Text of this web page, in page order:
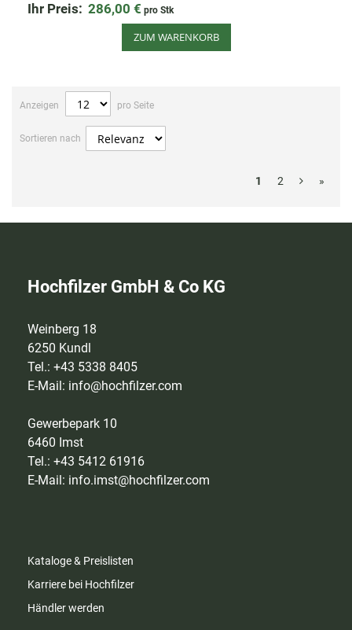
Ihr Preis: 286,00 € pro Stk
ZUM WARENKORB
Anzeigen pro Seite
Sortieren nach
1 2 »
Hochfilzer GmbH & Co KG
Weinberg 18
6250 Kundl
Tel.: +43 5338 8405
E-Mail: info@hochfilzer.com
Gewerbepark 10
6460 Imst
Tel.: +43 5412 61916
E-Mail: info.imst@hochfilzer.com
Kataloge & Preislisten
Karriere bei Hochfilzer
Händler werden